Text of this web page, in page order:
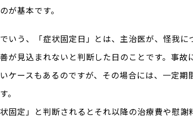
が基本です。
いう、「症状固定日」とは、主治医が、怪我
が見込まれないと判断した日のことです。事
ケースもあるのですが、その場合には、一定
。
状固定」と判断されるとそれ以降の治療費や慰謝